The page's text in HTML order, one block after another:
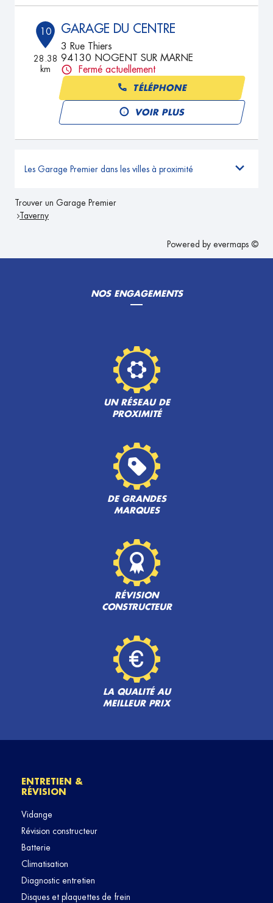
10
28.38
km
GARAGE DU CENTRE
3 Rue Thiers
94130 NOGENT SUR MARNE
Fermé actuellement
TÉLÉPHONE
VOIR PLUS
Les Garage Premier dans les villes à proximité
Trouver un Garage Premier
Taverny
Powered by evermaps ©
NOS ENGAGEMENTS
UN RÉSEAU DE
PROXIMITÉ
DE GRANDES
MARQUES
RÉVISION
CONSTRUCTEUR
LA QUALITÉ AU
MEILLEUR PRIX
ENTRETIEN &
RÉVISION
Vidange
Révision constructeur
Batterie
Climatisation
Diagnostic entretien
Disques et plaquettes de frein